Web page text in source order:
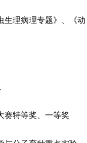
生理病理专题》、《动
赛特等奖、一等奖